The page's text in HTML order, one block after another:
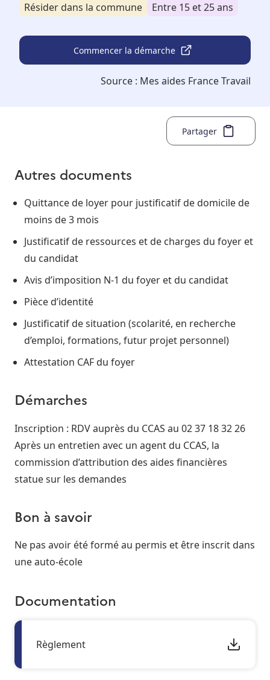
Résider dans la commune
Entre 15 et 25 ans
Commencer la démarche
Source : Mes aides France Travail
Partager
Autres documents
Quittance de loyer pour justificatif de domicile de
moins de 3 mois
Justificatif de ressources et de charges du foyer et
du candidat
Avis d’imposition N-1 du foyer et du candidat
Pièce d’identité
Justificatif de situation (scolarité, en recherche
d’emploi, formations, futur projet personnel)
Attestation CAF du foyer
Démarches
Inscription : RDV auprès du CCAS au 02 37 18 32 26
Après un entretien avec un agent du CCAS, la
commission d’attribution des aides financières
statue sur les demandes
Bon à savoir
Ne pas avoir été formé au permis et être inscrit dans
une auto-école
Documentation
Règlement